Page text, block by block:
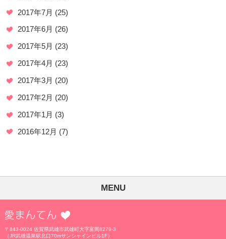
2017年7月 (25)
2017年6月 (26)
2017年5月 (23)
2017年4月 (23)
2017年3月 (20)
2017年2月 (20)
2017年1月 (3)
2016年12月 (7)
MENU
愛まんてん
〒843-0024 佐賀県武雄市武雄町大字富岡8279-3
（JR武雄温泉駅北口70mサンシャインビル1F）